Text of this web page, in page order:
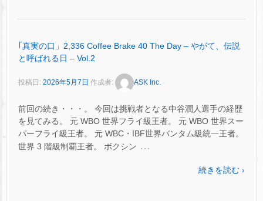
｢真実の口」2,336 Coffee Brake 40 The Day – やがて、伝説
と呼ばれる日 – Vol.2
投稿日: 2026年5月7日 作成者: ASK Inc.
前回の続き・・・。 今回は挑戦者となる中谷潤人選手の経歴
を見てみる。 元 WBO 世界フライ級王者。 元 WBO 世界スー
パーフライ級王者。 元 WBC・IBF世界バンタム級統一王者。
世界 3 階級制覇王者。 ボクシン …
続きを読む ›